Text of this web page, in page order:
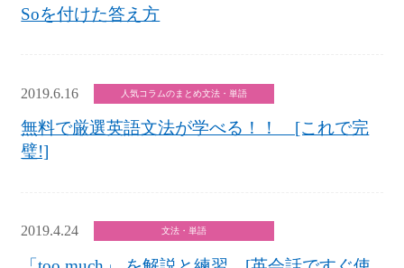
Soを付けた答え方
2019.6.16 人気コラムのまとめ文法・単語
無料で厳選英語文法が学べる！！ [これで完
璧!]
2019.4.24 文法・単語